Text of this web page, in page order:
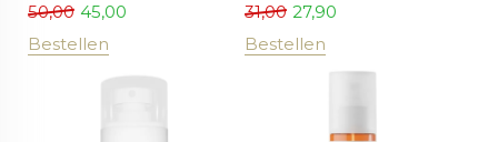
50,00 45,00
Bestellen
31,00 27,90
Bestellen